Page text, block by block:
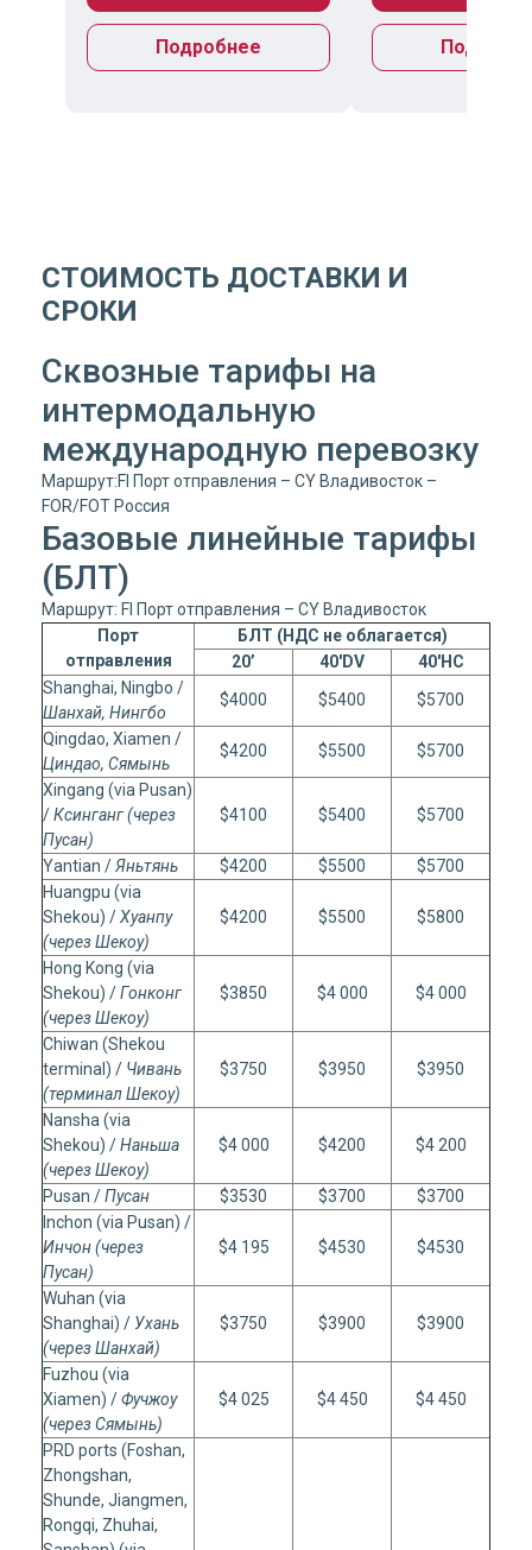
Подробнее
СТОИМОСТЬ ДОСТАВКИ И
СРОКИ
Сквозные тарифы на
интермодальную
международную перевозку
Маршрут:FI Порт отправления – CY Владивосток –
FOR/FOT Россия
Базовые линейные тарифы
(БЛТ)
Маршрут: FI Порт отправления – CY Владивосток
Порт
отправления
БЛТ (НДС не облагается)
20’
40'DV
40'HC
Shanghai, Ningbo /
Шанхай, Нингбо
$4000 $5400 $5700
Qingdao, Xiamen /
Циндао, Сямынь
$4200 $5500 $5700
Xingang (via Pusan)
/Ксинганг (через
Пусан)
$4100 $5400 $5700
Yantian /Яньтянь $4200 $5500
$5700
Huangpu (via
Shekou) /Хуанпу
(через Шекоу)
$4200 $5500 $5800
Hong Kong (via
Shekou) /Гонконг
(через Шекоу)
$3850 $4 000 $4 000
Chiwan (Shekou
terminal) / Чивань
(терминал Шекоу)
$3750 $3950 $3950
Nansha (via
Shekou) /Наньша
(через Шекоу)
$4 000 $4200 $4 200
Pusan /Пусан $3530 $3700
$3700
Inchon (via Pusan) /
Инчон (через
Пусан)
$4 195 $4530 $4530
Wuhan (via
Shanghai) / Ухань
(через Шанхай)
$3750 $3900 $3900
Fuzhou (via
Xiamen) /Фучжоу
(через Сямынь)
$4 025 $4 450 $4 450
PRD ports (Foshan,
Zhongshan,
Shunde, Jiangmen,
Rongqi, Zhuhai,